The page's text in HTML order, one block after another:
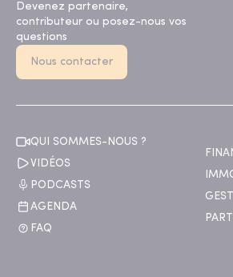
Devenez partenaire,
contributeur ou posez-nous vos
questions
Nous contacter
QUI SOMMES-NOUS ?
VIDÉOS
PODCASTS
AGENDA
FAQ